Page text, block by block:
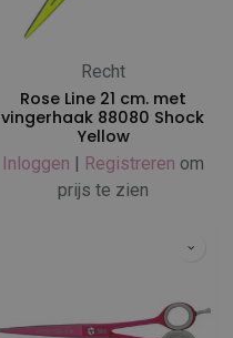
Recht
Rose Line 21 cm. met
vingerhaak 88080 Shock
Yellow
Inloggen | Registreren om
prijs te zien